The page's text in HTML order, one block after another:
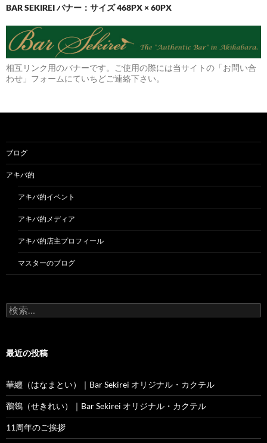
BAR SEKIREI バナー：サイズ 468PX × 60PX
相互リンク用のバナーです。ご使用の際には当サイトの「お問い合
わせ」フォームにていちどご連絡下さい。
ブログ
アキバ的
アキバ的イベント
アキバ的メディア
アキバ的店主プロフィール
マスターのブログ
検
索:
最近の投稿
華纏（はなまとい）｜Bar Sekirei オリジナル・カクテル
鶺鴒（せきれい）｜Bar Sekirei オリジナル・カクテル
11周年のご挨拶